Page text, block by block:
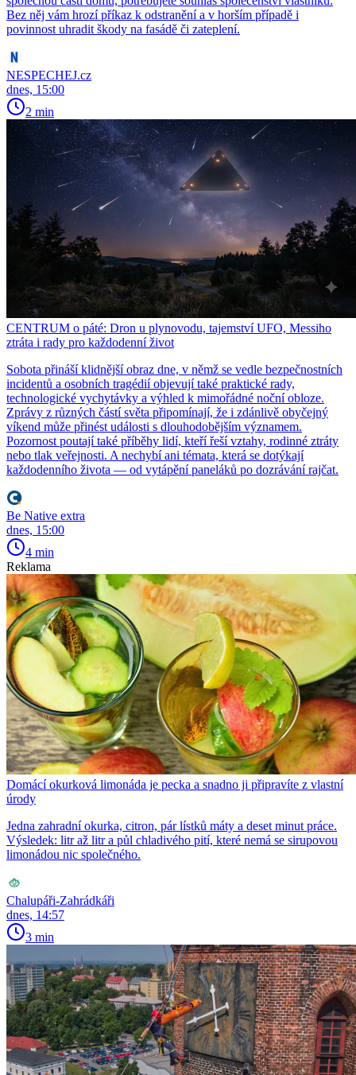
Bez něj vám hrozí příkaz k odstranění a v horším případě i
povinnost uhradit škody na fasádě či zateplení.
NESPECHEJ.cz
dnes, 15:00
2 min
CENTRUM o páté: Dron u plynovodu, tajemství UFO, Messiho
ztráta i rady pro každodenní život
Sobota přináší klidnější obraz dne, v němž se vedle bezpečnostních
incidentů a osobních tragédií objevují také praktické rady,
technologické vychytávky a výhled k mimořádné noční obloze.
Zprávy z různých částí světa připomínají, že i zdánlivě obyčejný
víkend může přinést události s dlouhodobějším významem.
Pozornost poutají také příběhy lidí, kteří řeší vztahy, rodinné ztráty
nebo tlak veřejnosti. A nechybí ani témata, která se dotýkají
každodenního života — od vytápění paneláků po dozrávání rajčat.
Be Native extra
dnes, 15:00
4 min
Reklama
Domácí okurková limonáda je pecka a snadno ji připravíte z vlastní
úrody
Jedna zahradní okurka, citron, pár lístků máty a deset minut práce.
Výsledek: litr až litr a půl chladivého pití, které nemá se sirupovou
limonádou nic společného.
Chalupáři-Zahrádkáři
dnes, 14:57
3 min